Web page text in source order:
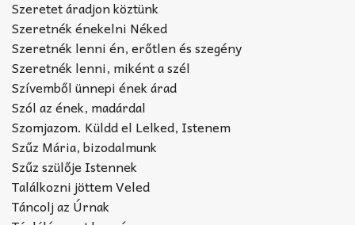
Szeretet áradjon köztünk
Szeretnék énekelni Néked
Szeretnék lenni én, erőtlen és szegény
Szeretnék lenni, miként a szél
Szívemből ünnepi ének árad
Szól az ének, madárdal
Szomjazom. Küldd el Lelked, Istenem
Szűz Mária, bizodalmunk
Szűz szülője Istennek
Találkozni jöttem Veled
Táncolj az Úrnak